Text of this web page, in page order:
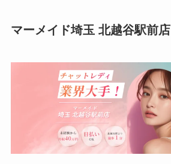
マーメイド埼玉 北越谷駅前店